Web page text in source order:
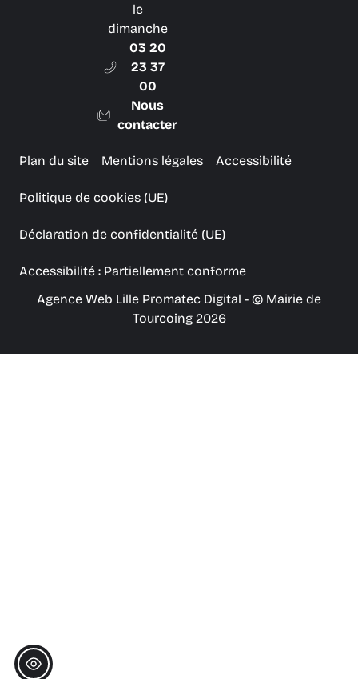
le
dimanche
03 20
23 37
00
Nous
contacter
Plan du site Mentions légales Accessibilité
Politique de cookies (UE)
Déclaration de confidentialité (UE)
Accessibilité : Partiellement conforme
Agence Web Lille Promatec Digital - © Mairie de
Tourcoing 2026